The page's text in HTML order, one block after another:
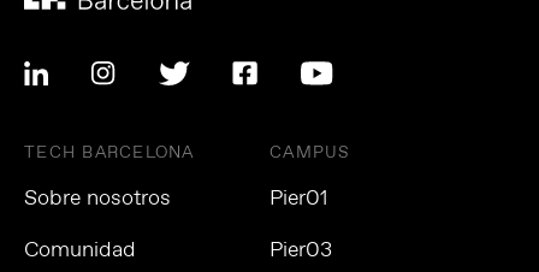
TECH BARCELONA
Sobre nosotros
Comunidad
CAMPUS
Pier01
Pier03